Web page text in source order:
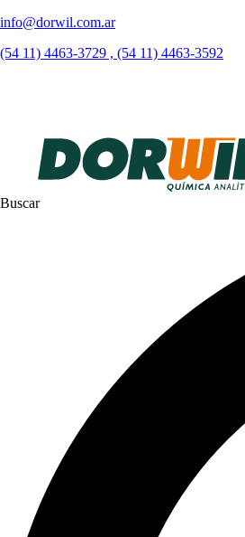
info@dorwil.com.ar
(54 11) 4463-3729 , (54 11) 4463-3592
Buscar